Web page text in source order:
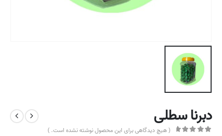
دبرنا سطلی
( هیچ دیدگاهی برای این محصول نوشته نشده است. )